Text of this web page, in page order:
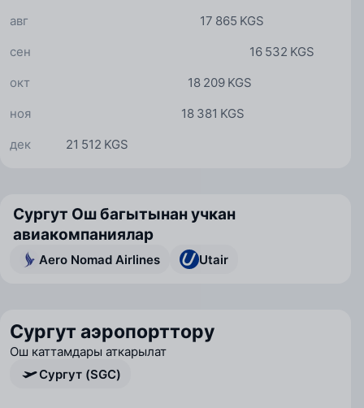
17 865 KGS
авг
16 532 KGS
сен
18 209 KGS
окт
18 381 KGS
ноя
21 512 KGS
дек
Сургут Ош багытынан учкан
авиакомпаниялар
Aero Nomad Airlines Utair
Сургут аэропорттору
Ош каттамдары аткарылат
Сургут (SGC)